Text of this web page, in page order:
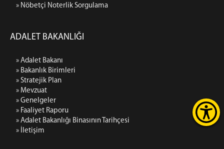
» Nöbetçi Noterlik Sorgulama
ADALET BAKANLIĞI
» Adalet Bakanı
» Bakanlık Birimleri
» Stratejik Plan
» Mevzuat
» Genelgeler
» Faaliyet Raporu
» Adalet Bakanlığı Binasının Tarihçesi
» İletişim